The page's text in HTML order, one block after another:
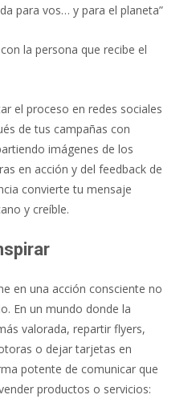
para vos… y para el planeta”
la persona que recibe el
el proceso en redes sociales
de tus campañas con
imágenes de los
en acción y del feedback de
convierte tu mensaje
y creíble.
en una acción consciente no
En un mundo donde la
valorada, repartir flyers,
o dejar tarjetas en
potente de comunicar que
productos o servicios: